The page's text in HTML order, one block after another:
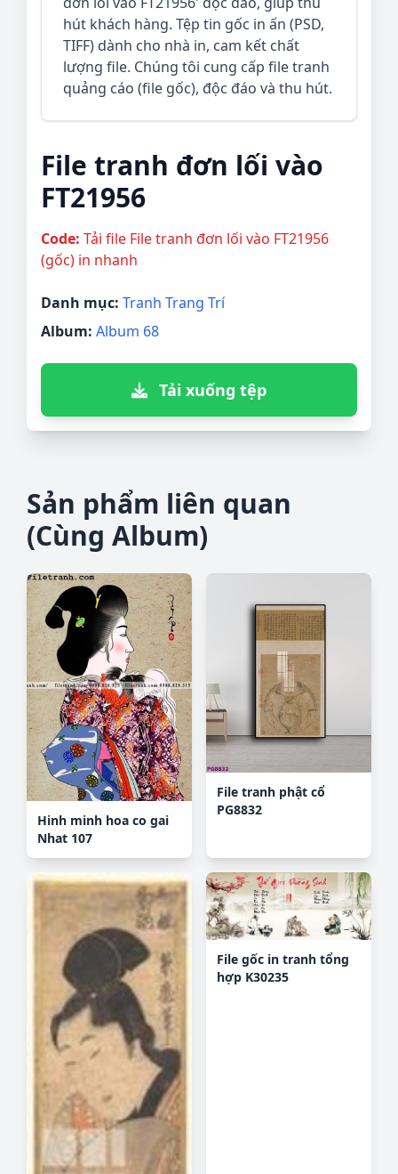
hút khách hàng. Tệp tin gốc in ấn (PSD,
TIFF) dành cho nhà in, cam kết chất
lượng file. Chúng tôi cung cấp file tranh
quảng cáo (file gốc), độc đáo và thu hút.
File tranh đơn lối vào
FT21956
Code: Tải file File tranh đơn lối vào FT21956
(gốc) in nhanh
Danh mục: Tranh Trang Trí
Album: Album 68
Tải xuống tệp
Sản phẩm liên quan
(Cùng Album)
Hinh minh hoa co gai
Nhat 107
File tranh phật cổ
PG8832
File gốc in tranh tổng
hợp K30235